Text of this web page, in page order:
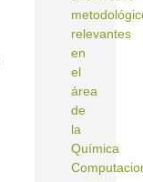
relevantes
en
el
área
de
la
Química